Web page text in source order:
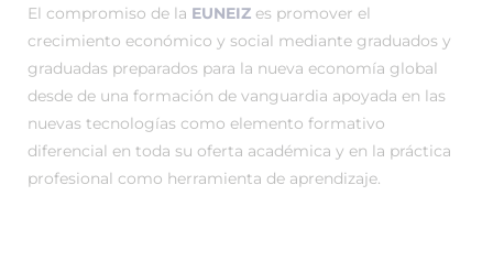
El compromiso de la EUNEIZ es promover el
crecimiento económico y social mediante graduados y
graduadas preparados para la nueva economía global
desde de una formación de vanguardia apoyada en las
nuevas tecnologías como elemento formativo
diferencial en toda su oferta académica y en la práctica
profesional como herramienta de aprendizaje.